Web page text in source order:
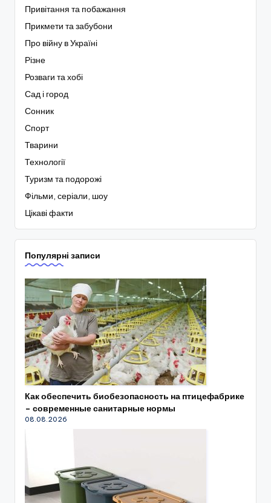
Привітання та побажання
Прикмети та забубони
Про війну в Україні
Різне
Розваги та хобі
Сад і город
Сонник
Спорт
Тварини
Технології
Туризм та подорожі
Фільми, серіали, шоу
Цікаві факти
Популярні записи
Как обеспечить биобезопасность на птицефабрике
– современные санитарные нормы
08.08.2026